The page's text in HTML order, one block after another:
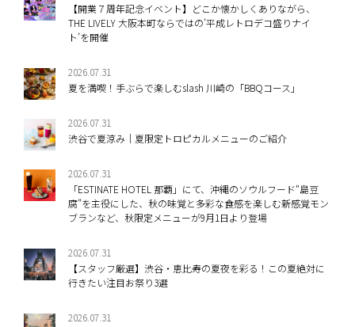
【開業７周年記念イベント】どこか懐かしくありながら、
THE LIVELY 大阪本町ならではの’平成レトロデコ盛りナイ
ト’を開催
2026.07.31
夏を満喫！手ぶらで楽しむslash 川崎の「BBQコース」
2026.07.31
渋谷で夏涼み｜夏限定トロピカルメニューのご紹介
2026.07.31
「ESTINATE HOTEL 那覇」にて、沖縄のソウルフード“島豆
腐”を主役にした、秋の味覚と多彩な食感を楽しむ新感覚モン
ブランなど、秋限定メニューが9月1日より登場
2026.07.31
【スタッフ厳選】渋谷・恵比寿の夏夜を彩る！この夏絶対に
行きたい注目お祭り3選
2026.07.31